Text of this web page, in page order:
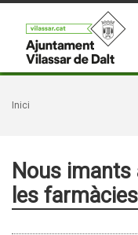
Inici
Nous
les